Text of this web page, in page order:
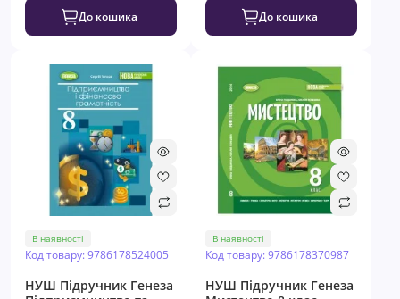
До кошика До кошика
В наявності
Код товару: 9786178524005
НУШ Підручник Генеза
В наявності
Код товару: 9786178370987
НУШ Підручник Генеза